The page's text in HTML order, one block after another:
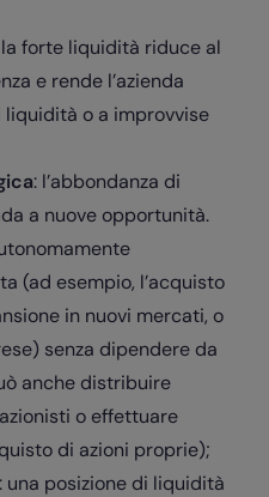
la forte liquidità riduce al
e rende l’azienda
o a improvvise
: l’abbondanza di
a nuove opportunità.
(ad esempio, l’acquisto
in nuovi mercati, o
senza dipendere da
anche distribuire
o effettuare
di azioni proprie);
: una posizione di liquidità